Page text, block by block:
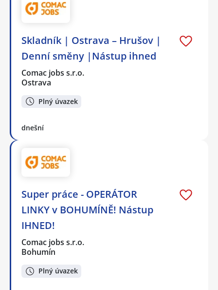
Skladník | Ostrava – Hrušov |
Denní směny |Nástup ihned
Comac jobs s.r.o.
Ostrava
Plný úvazek
dnešní
Super práce - OPERÁTOR
LINKY v BOHUMÍNĚ! Nástup
IHNED!
Comac jobs s.r.o.
Bohumín
Plný úvazek